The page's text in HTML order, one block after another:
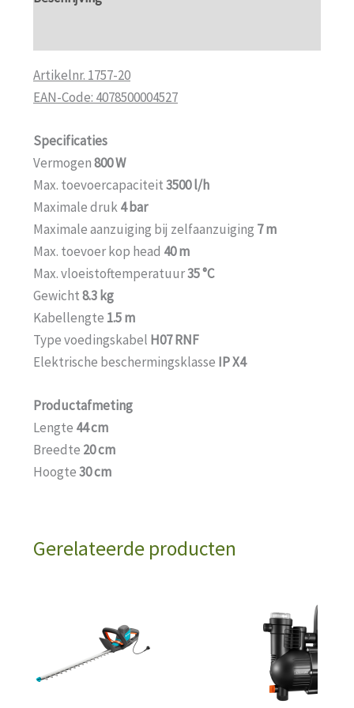
Artikelnr. 1757-20
EAN-Code: 4078500004527
Specificaties
Vermogen800 W
Max. toevoercapaciteit3500 l/h
Maximale druk4 bar
Maximale aanzuiging bij zelfaanzuiging 7 m
Max. toevoer kop head 40 m
Max. vloeistoftemperatuur35 °C
Gewicht8.3 kg
Kabellengte 1.5 m
Type voedingskabel H07 RNF
Elektrische beschermingsklasse IP X4
Productafmeting
Lengte 44 cm
Breedte 20 cm
Hoogte30 cm
Gerelateerde producten